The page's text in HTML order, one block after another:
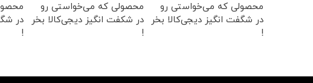
محصولی که می‌خواستی رو
در شگفت انگیز دیجی‌کالا بخر
!
محصولی که می‌خواستی رو
در شکفت انگیز دیجی‌کالا بخر
!
در
!